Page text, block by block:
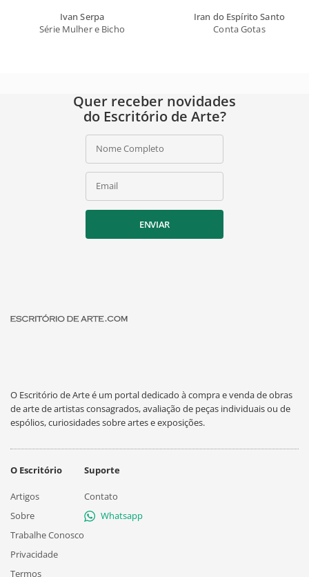
Ivan Serpa
Série Mulher e Bicho
Iran do Espírito Santo
Conta Gotas
Quer receber novidades
do Escritório de Arte?
Nome Completo
Email
ENVIAR
O Escritório de Arte é um portal dedicado à compra e venda de obras
de arte de artistas consagrados, avaliação de peças individuais ou de
espólios, curiosidades sobre artes e exposições.
O Escritório
Artigos
Sobre
Trabalhe Conosco
Privacidade
Termos
Suporte
Contato
Whatsapp